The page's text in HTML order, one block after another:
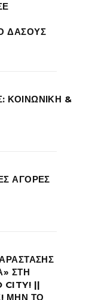
ΔΑΣΟΥΣ
ΚΟΙΝΩΝΙΚΗ &
ΑΓΟΡΕΣ
ΣΤΗ
CITY! ||
ΜΗΝ ΤΟ